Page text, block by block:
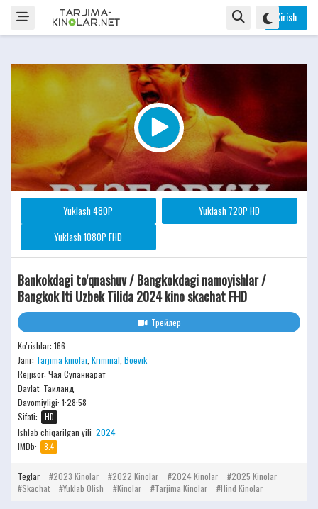
Kirish
Yuklash 480P
Yuklash 720P HD
Yuklash 1080P FHD
Bankokdagi to'qnashuv / Bangkokdagi namoyishlar /
Bangkok Iti Uzbek Tilida 2024 kino skachat FHD
Трейлер
Ko'rishlar: 166
Janr: Tarjima kinolar, Kriminal Boevik
Rejjisor: Чая Супаннарат
Davlat: Таиланд
Davomiyligi: 1:28:58
Sifati:
HD
Ishlab chiqarilgan yili: 2024
IMDb:
8.4
Teglar: 2023 Kinolar 2022 Kinolar 2024 Kinolar
2025 Kinolar
Skachat
Yuklab Olish Kinolar Tarjima Kinolar Hind Kinolar